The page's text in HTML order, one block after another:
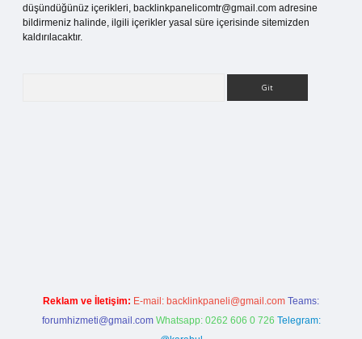
düşündüğünüz içerikleri, backlinkpanelicomtr@gmail.com adresine
bildirmeniz halinde, ilgili içerikler yasal süre içerisinde sitemizden
kaldırılacaktır.
Reklam ve İletişim: E-mail: backlinkpaneli@gmail.com Teams:
forumhizmeti@gmail.com Whatsapp: 0262 606 0 726 Telegram: